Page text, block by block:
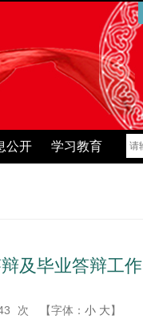
公开 学习教育
及毕业答辩工作‌
次 【字体： 小 大】